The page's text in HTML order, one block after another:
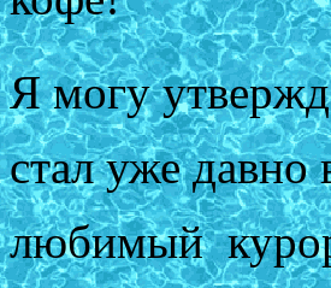
Я могу
стал уже
любимый